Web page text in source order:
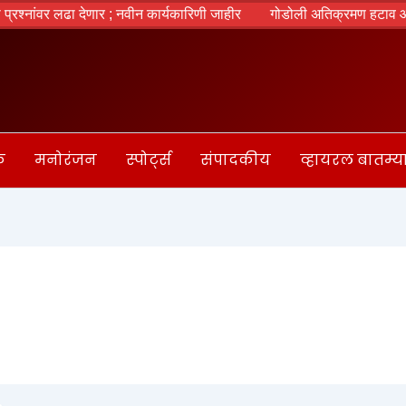
लढा देणार ; नवीन कार्यकारिणी जाहीर गोडोली अतिक्रमण हटाव
मनोरंजन स्पोर्ट्स संपादकीय व्हायरल